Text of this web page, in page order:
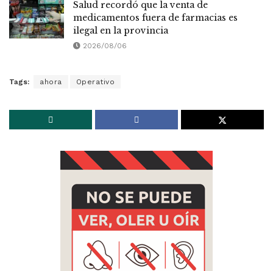
Salud recordó que la venta de
medicamentos fuera de farmacias es
ilegal en la provincia
2026/08/06
Tags: ahora Operativo